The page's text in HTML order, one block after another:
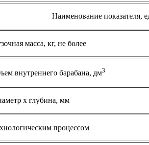
Наименование показателя,
масса, кг, не более
внутреннего барабана, дм3
х глубина, мм
процессом